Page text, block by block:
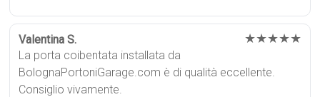
Valentina S. ★★★★★
La porta coibentata installata da
BolognaPortoniGarage.com è di qualità eccellente.
Consiglio vivamente.